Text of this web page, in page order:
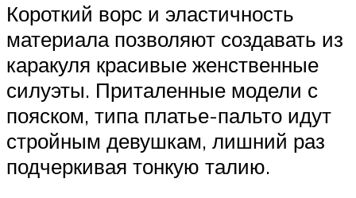
Короткий ворс и эластичность
материала позволяют создавать из
каракуля красивые женственные
силуэты. Приталенные модели с
пояском, типа платье-пальто идут
стройным девушкам, лишний раз
подчеркивая тонкую талию.